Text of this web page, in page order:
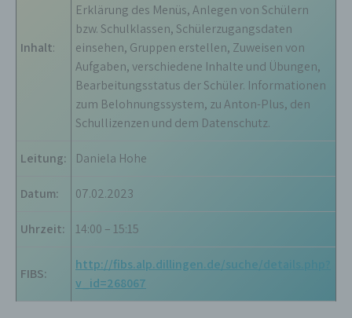
Inhalt:
Erklärung des Menüs, Anlegen von Schülern
bzw. Schulklassen, Schülerzugangsdaten
einsehen, Gruppen erstellen, Zuweisen von
Aufgaben, verschiedene Inhalte und Übungen,
Bearbeitungsstatus der Schüler. Informationen
zum Belohnungssystem, zu Anton-Plus, den
Schullizenzen und dem Datenschutz.
Leitung: Daniela Hohe
Datum: 07.02.2023
Uhrzeit: 14:00 – 15:15
FIBS:
http://fibs.alp.dillingen.de/suche/details.php?
v_id=268067